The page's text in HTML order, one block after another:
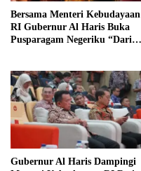
Bersama Menteri Kebudayaan
RI Gubernur Al Haris Buka
Pusparagam Negeriku “Dari
Gubernur Al Haris Dampingi